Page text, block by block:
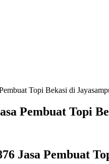
Topi Bekasi di
Pembuat Topi
Jasa Pembuat